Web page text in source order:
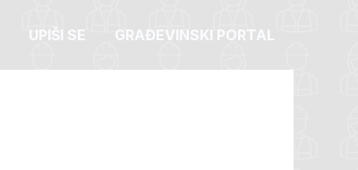
UPIŠI SE GRAĐEVINSKI PORTAL